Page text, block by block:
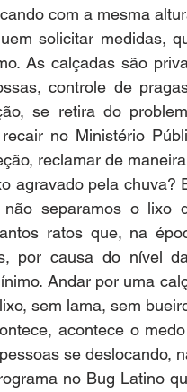
com a mesma
solicitar medidas,
As calçadas são
controle de
se retira do
no Ministério
reclamar de
agravado pela chuva?
separamos o lixo
ratos que, na
por causa do nível
Andar por uma
sem lama, sem
acontece o
se deslocando,
no Bug Latino